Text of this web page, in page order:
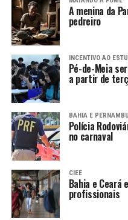
A menina da
pedreiro
INCENTIVO AO
Pé-de-Meia
a partir de
BAHIA E
Polícia
no carnaval
CIEE
Bahia e Ceará
profissionais